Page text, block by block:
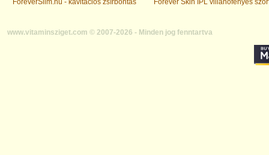
ForeverSlim.hu - kavitációs zsírbontás Forever Skin IPL villanófényes
www.vitaminsziget.com © 2007-2026 - Minden jog fenntartva